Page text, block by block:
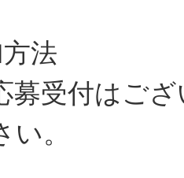
法
募受付はご
い。